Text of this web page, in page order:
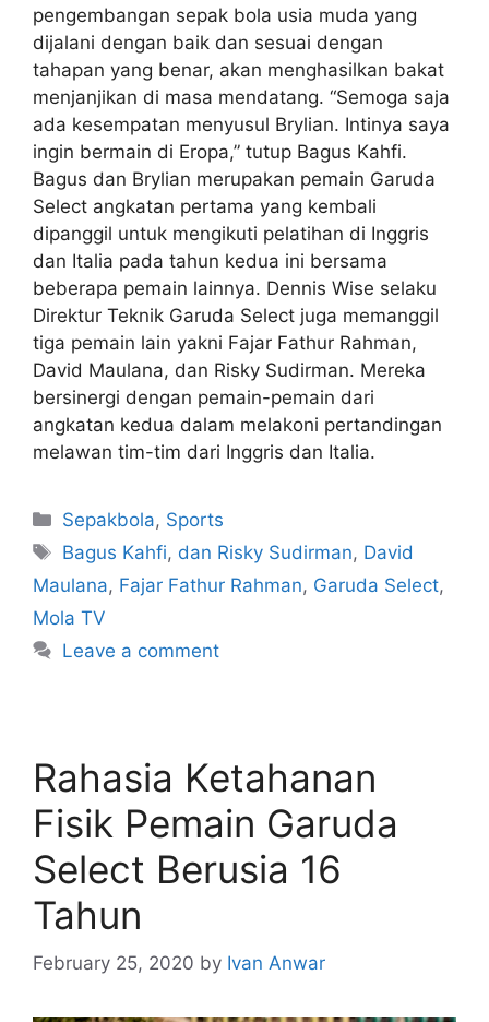
pengembangan sepak bola usia muda yang
dijalani dengan baik dan sesuai dengan
tahapan yang benar, akan menghasilkan bakat
menjanjikan di masa mendatang. “Semoga saja
ada kesempatan menyusul Brylian. Intinya saya
ingin bermain di Eropa,” tutup Bagus Kahfi.
Bagus dan Brylian merupakan pemain Garuda
Select angkatan pertama yang kembali
dipanggil untuk mengikuti pelatihan di Inggris
dan Italia pada tahun kedua ini bersama
beberapa pemain lainnya. Dennis Wise selaku
Direktur Teknik Garuda Select juga memanggil
tiga pemain lain yakni Fajar Fathur Rahman,
David Maulana, dan Risky Sudirman. Mereka
bersinergi dengan pemain-pemain dari
angkatan kedua dalam melakoni pertandingan
melawan tim-tim dari Inggris dan Italia.
Sepakbola, Sports
Bagus Kahfi, dan Risky Sudirman, David
Maulana, Fajar Fathur Rahman, Garuda Select,
Mola TV
Leave a comment
Rahasia Ketahanan
Fisik Pemain Garuda
Select Berusia 16
Tahun
February 25, 2020 by Ivan Anwar